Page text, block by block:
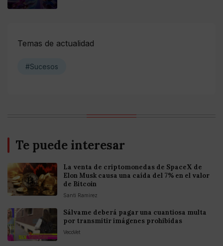
Temas de actualidad
#Sucesos
Te puede interesar
La venta de criptomonedas de SpaceX de
Elon Musk causa una caída del 7% en el valor
de Bitcoin
Santi Ramirez
Sálvame deberá pagar una cuantiosa multa
por transmitir imágenes prohibidas
VecoVet